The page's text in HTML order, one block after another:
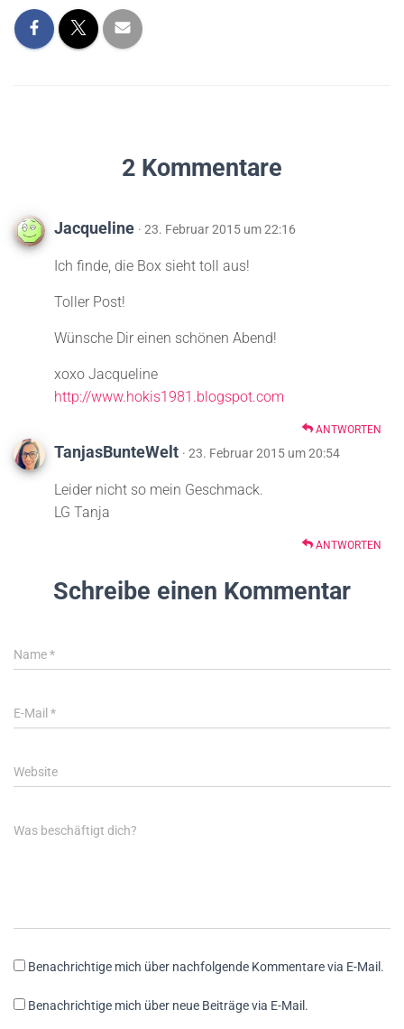
2 Kommentare
Jacqueline · 23. Februar 2015 um 22:16
Ich finde, die Box sieht toll aus!
Toller Post!
Wünsche Dir einen schönen Abend!
xoxo Jacqueline
http://www.hokis1981.blogspot.com
ANTWORTEN
TanjasBunteWelt · 23. Februar 2015 um 20:54
Leider nicht so mein Geschmack.
LG Tanja
ANTWORTEN
Schreibe einen Kommentar
Name*
E-Mail *
Website
Was beschäftigt dich?
Benachrichtige mich über nachfolgende Kommentare via E-Mail.
Benachrichtige mich über neue Beiträge via E-Mail.